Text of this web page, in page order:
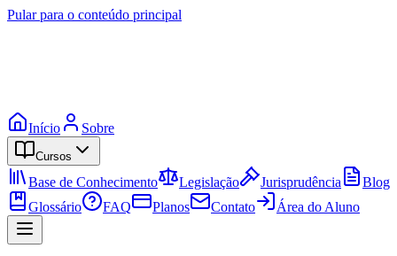
Pular para o conteúdo principal
Início Sobre
Cursos
Base de Conhecimento Legislação Jurisprudência
Blog
Glossário
FAQ Planos Contato Área do Aluno